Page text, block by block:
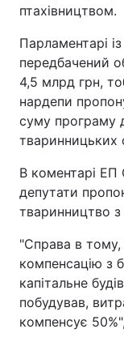
птахівництвом.
Парламентарі
передбачений
4,5 млрд грн,
нардепи
суму програму
тваринницьких
В коментарі ЕП
депутати
тваринництво
"Справа в тому,
компенсацію з
капітальне
побудував,
компенсує